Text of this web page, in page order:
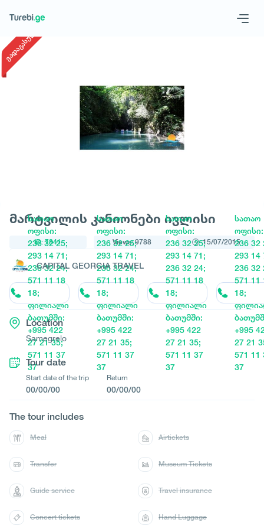
Request a tour
ვადაგასული
მარტვილის კანიონები ივლისი
ID: 7841 Views: 9788 15/07/2015
CAPITAL GEORGIA TRAVEL
სათაო
ოფისი:
236 32 25;
293 14 71;
236 32 24;
571 11 18
18;
ფილიალი
ბათუმში:
+995 422
27 21 35;
571 11 37
37
სათაო
ოფისი:
236 32 25;
293 14 71;
236 32 24;
571 11 18
18;
ფილიალი
ბათუმში:
+995 422
27 21 35;
571 11 37
37
სათაო
ოფისი:
236 32 25;
293 14 71;
236 32 24;
571 11 18
18;
ფილიალი
ბათუმში:
+995 422
27 21 35;
571 11 37
37
სათაო
ოფისი:
236 32
293 14
236 32
571 11
18;
+995
27 21
571 11
37
Location
Samegrelo
Tour date
Start date of the trip
00/00/00
Return
00/00/00
The tour includes
Meal Airtickets
Transfer Museum Tickets
Guide service Travel insurance
Concert tickets Hand Luggage